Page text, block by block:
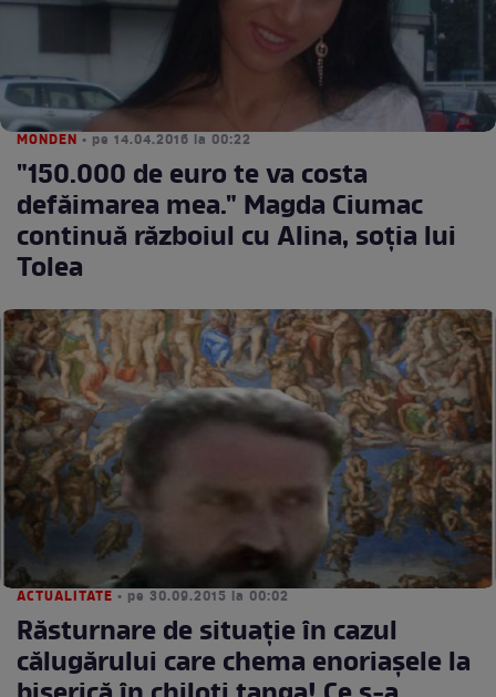
MONDEN • pe 14.04.2016 la 00:22
"150.000 de euro te va costa
defăimarea mea." Magda Ciumac
continuă războiul cu Alina, soţia lui
Tolea
ACTUALITATE • pe 30.09.2015 la 00:02
Răsturnare de situaţie în cazul
călugărului care chema enoriaşele la